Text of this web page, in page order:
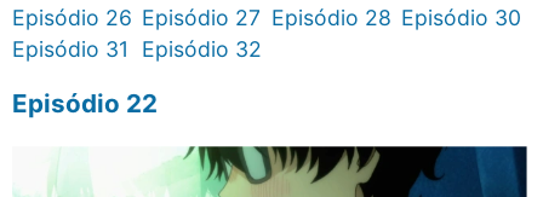
Episódio 26 Episódio 27 Episódio 28 Episódio 30
Episódio 31
Episódio 32
Episódio 22